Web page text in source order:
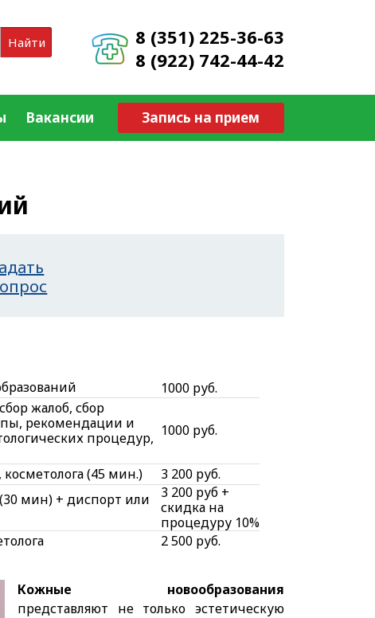
8 (351) 225-36-63
8 (922) 742-44-42
Найти
Запись на прием
Вакансии
1000 руб.
жалоб, сбор
рекомендации и
процедур, 1000 руб.
(45 мин.)
3 200 руб.
мин) + диспорт или
3 200 руб +
скидка на
процедуру 10%
2 500 руб.
Кожные новообразования
представляют не только эстетическую